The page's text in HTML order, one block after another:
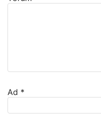
Ad *